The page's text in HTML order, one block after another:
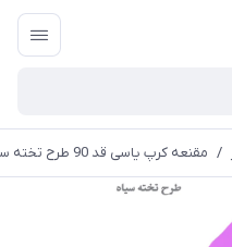
/ مقنعه کرپ یاسی قد 90 طرح تخته سیاه